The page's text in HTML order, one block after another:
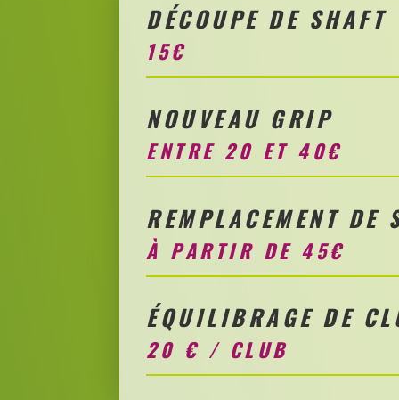
DÉCOUPE DE SHAFT
15€
NOUVEAU GRIP
ENTRE 20 ET 40€
REMPLACEMENT DE
À PARTIR DE 45€
ÉQUILIBRAGE DE
20 € / CLUB